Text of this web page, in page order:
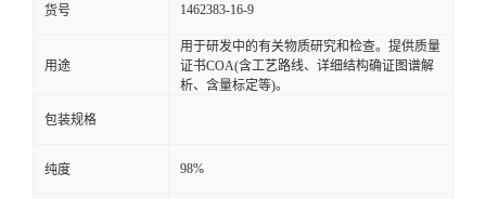
货号 1462383-16-9
用途
用于研发中的有关物质研究和检查。提供质量
证书COA(含工艺路线、详细结构确证图谱解
析、含量标定等)。
包装规格
纯度 98%